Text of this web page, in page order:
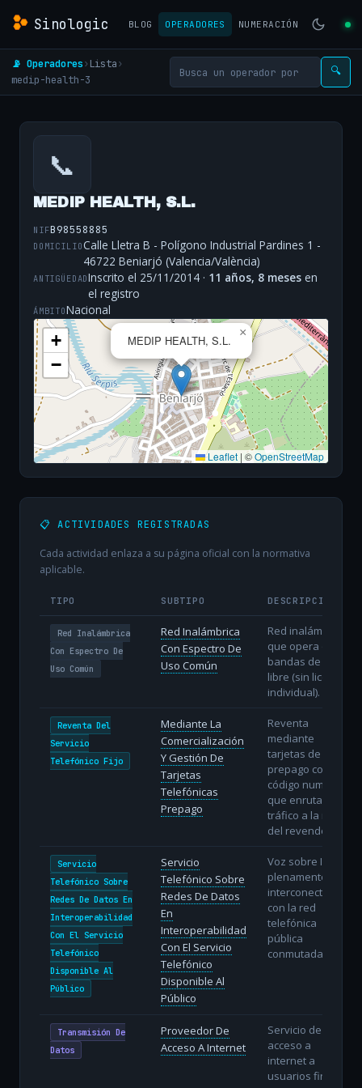
Sinologic BLOG OPERADORES NUMERACIÓN
📡 Operadores› Lista›
medip-health-3
🔍
📞
MEDIP HEALTH, S.L.
NIFB98558885
DOMICILIOCalle Lletra B - Polígono Industrial Pardines 1 -
46722 Beniarjó (Valencia/València)
ANTIGÜEDADInscrito el 25/11/2014 · 11 años, 8 meses en
el registro
ÁMBITONacional
MEDIP HEALTH, S.L.
×
+
−
Leaflet | ©OpenStreetMap
📋 ACTIVIDADES REGISTRADAS
Cada actividad enlaza a su página oficial con la normativa
aplicable.
TIPO SUBTIPO DESCRIPCIÓN
Red Inalámbrica
Con Espectro De
Uso Común
Red Inalámbrica
Con Espectro De
Uso Común
Red inalámbrica
que opera en
bandas de uso
libre (sin licencia
individual).
Reventa Del
Servicio
Telefónico Fijo
Mediante La
Comercialización
Y Gestión De
Tarjetas
Telefónicas
Prepago
Reventa
mediante
tarjetas de
prepago con un
código numérico
que enruta el
tráfico a la red
del revendedor.
Servicio
Telefónico Sobre
Redes De Datos En
Interoperabilidad
Con El Servicio
Telefónico
Disponible Al
Público
Servicio
Telefónico Sobre
Redes De Datos
En
Interoperabilidad
Con El Servicio
Telefónico
Disponible Al
Público
Voz sobre IP
plenamente
interconectada
con la red
telefónica
pública
conmutada.
Transmisión De
Datos
Proveedor De
Acceso A Internet
Servicio de
acceso a
internet a
usuarios finales